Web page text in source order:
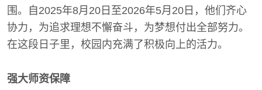
围。自2025年8月20日至2026年5月20日，他们齐心
协力，为追求理想不懈奋斗，为梦想付出全部努力。
在这段日子里，校园内充满了积极向上的活力。
强大师资保障